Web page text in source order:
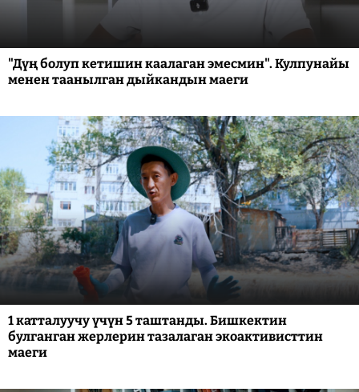
"Дүң болуп кетишин каалаган эмесмин". Кулпунайы
менен таанылган дыйкандын маеги
1 катталуучу үчүн 5 таштанды. Бишкектин
булганган жерлерин тазалаган экоактивисттин
маеги